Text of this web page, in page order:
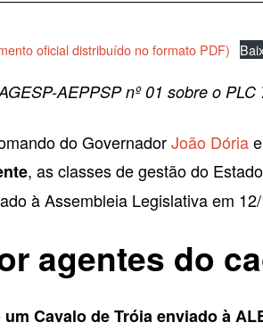
oficial distribuído no formato PDF)
AEPPSP nº 01 sobre o PLC
do GovernadorJoão Dóriae
, as classes de gestão do
à Assembleia Legislativa em
agentes do
Cavalo de Tróia enviado à